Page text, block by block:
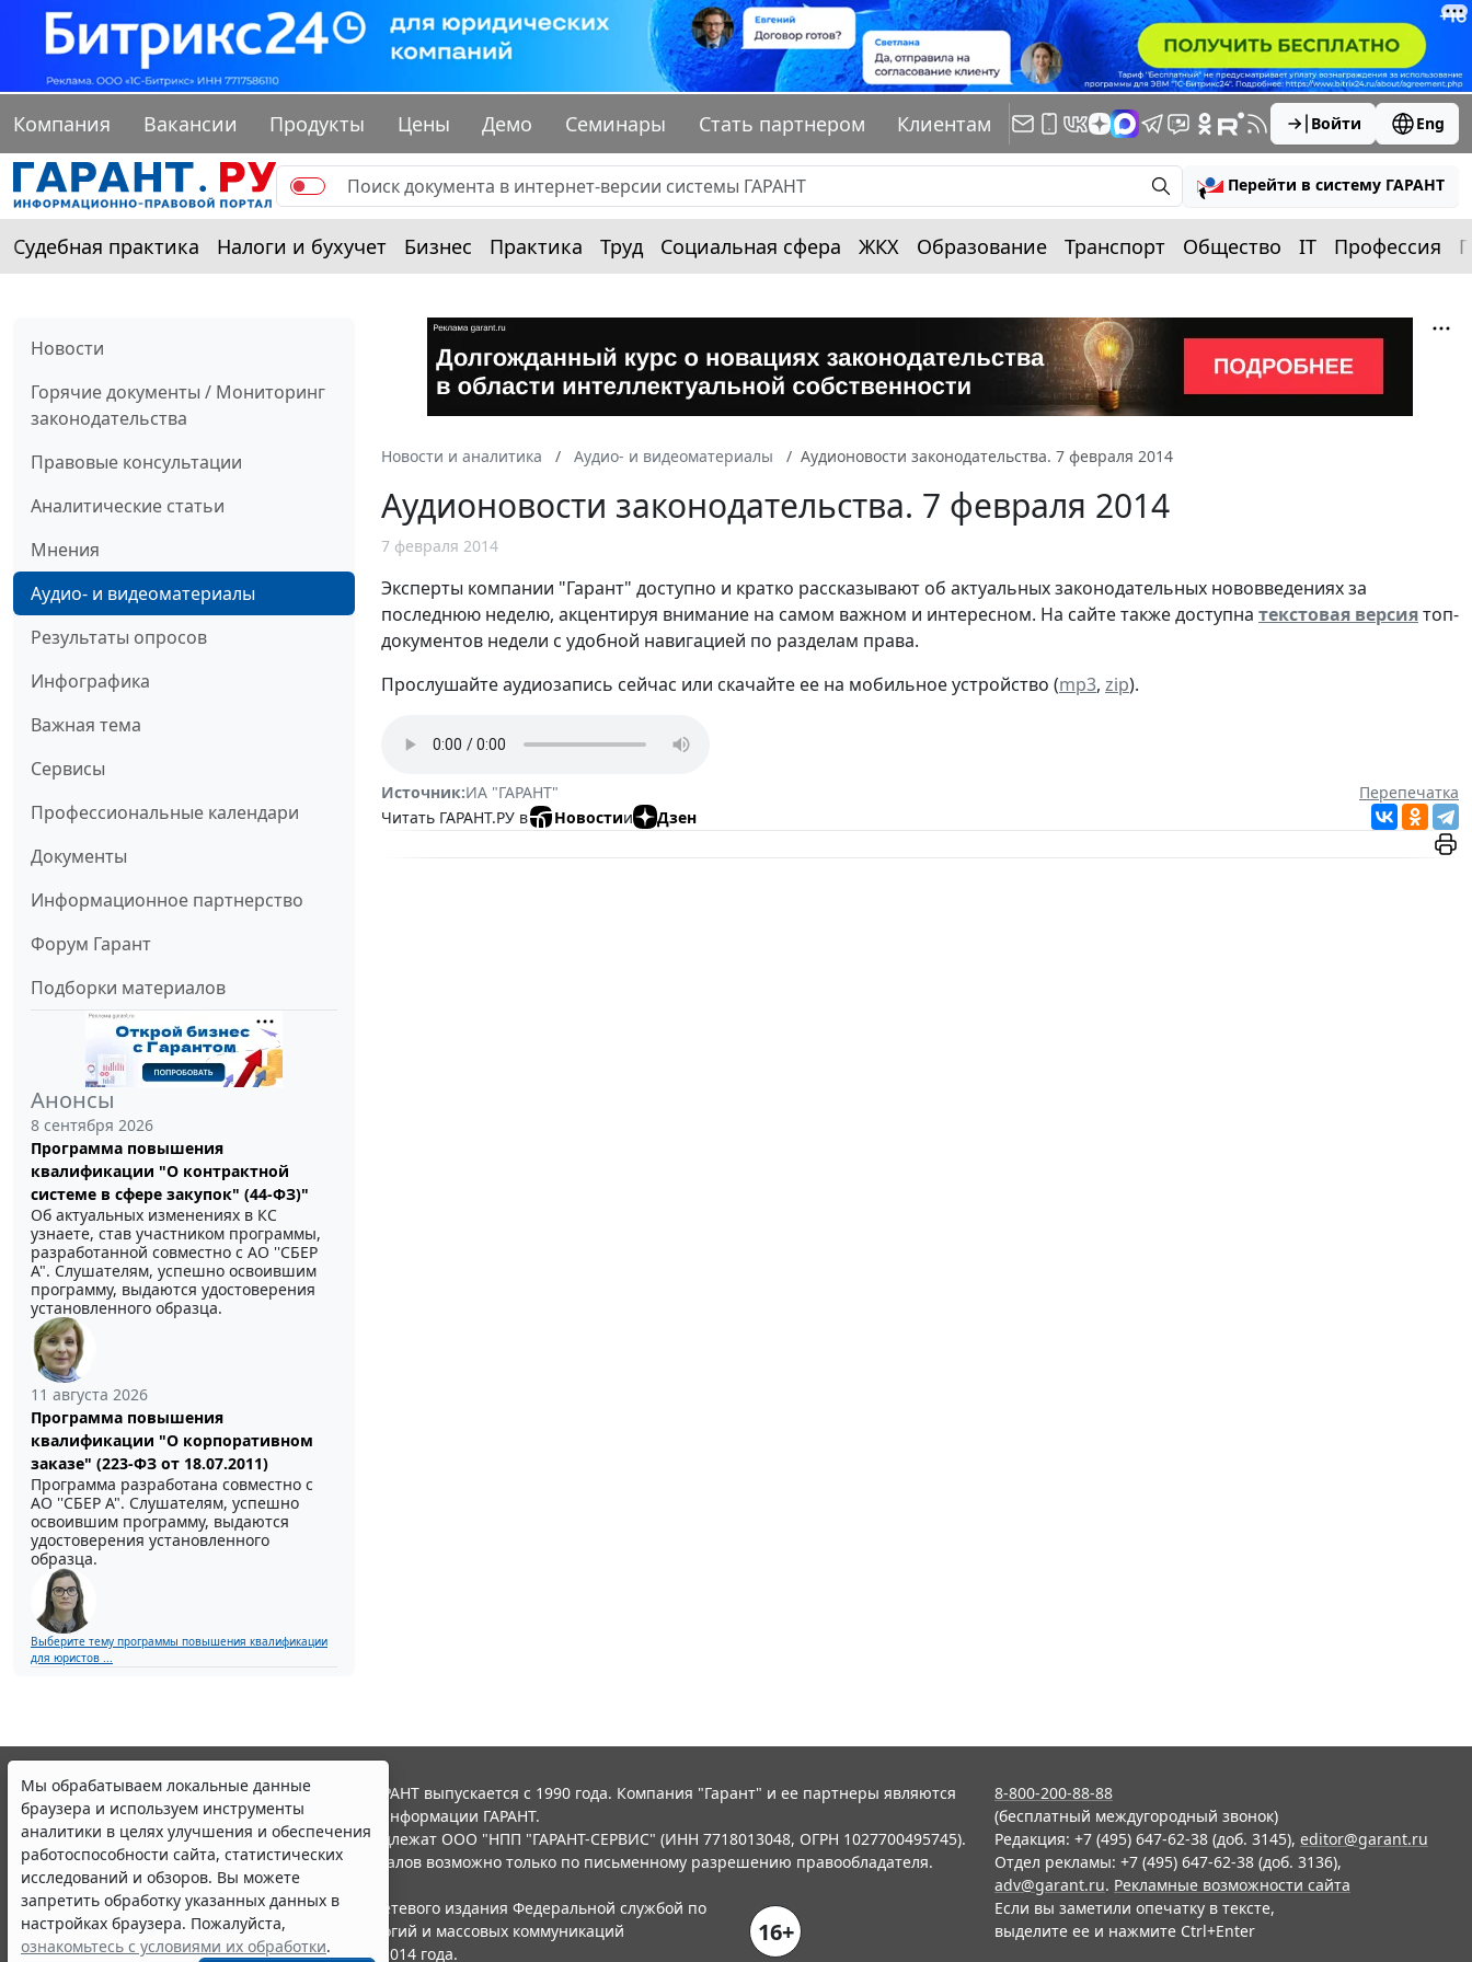
Компания Вакансии Продукты Цены Демо Семинары Стать партнером Клиентам Войти Eng
Перейти в систему ГАРАНТ
Судебная практика Налоги и бухучет Бизнес Практика Труд Социальная сфера ЖКХ Образование Транспорт Общество IT Профессия
Новости
Горячие документы / Мониторинг
законодательства
Правовые консультации
Аналитические статьи
Мнения
Аудио- и видеоматериалы
Результаты опросов
Инфографика
Важная тема
Сервисы
Профессиональные календари
Документы
Информационное партнерство
Форум Гарант
Подборки материалов
Анонсы
8 сентября 2026
Программа повышения
квалификации "О контрактной
системе в сфере закупок" (44-ФЗ)"
Об актуальных изменениях в КС
узнаете, став участником программы,
разработанной совместно с АО ''СБЕР
А". Слушателям, успешно освоившим
программу, выдаются удостоверения
установленного образца.
11 августа 2026
Программа повышения
квалификации "О корпоративном
заказе" (223-ФЗ от 18.07.2011)
Программа разработана совместно с
АО ''СБЕР А". Слушателям, успешно
освоившим программу, выдаются
удостоверения установленного
образца.
Выберите тему программы повышения квалификации
для юристов ...
Новости и аналитика Аудио- и видеоматериалы Аудионовости законодательства. 7 февраля 2014
Аудионовости законодательства. 7 февраля 2014
7 февраля 2014
Эксперты компании "Гарант" доступно и кратко рассказывают об актуальных законодательных нововведениях за
последнюю неделю, акцентируя внимание на самом важном и интересном. На сайте также доступна текстовая версиятоп-
документов недели с удобной навигацией по разделам права.
Прослушайте аудиозапись сейчас или скачайте ее на мобильное устройство (mp3, zip).
Источник:ИА "ГАРАНТ"
Перепечатка
Читать ГАРАНТ.РУ в
Новостии Дзен
Мы обрабатываем локальные данные
браузера и используем инструменты
аналитики в целях улучшения и обеспечения
работоспособности сайта, статистических
исследований и обзоров. Вы можете
запретить обработку указанных данных в
настройках браузера. Пожалуйста,
ознакомьтесь с условиями их обработки.
© ООО "НПП "ГАРАНТ-СЕРВИС", 2026. Система ГАРАНТ выпускается с 1990 года. Компания "Гарант" и ее партнеры являются
участниками Российской ассоциации правовой информации ГАРАНТ.
Все права на материалы сайта ГАРАНТ.РУ принадлежат ООО "НПП "ГАРАНТ-СЕРВИС" (ИНН 7718013048, ОГРН 1027700495745).
Полное или частичное воспроизведение материалов возможно только по письменному разрешению правообладателя.
Правила использования портала.
Портал ГАРАНТ.РУ зарегистрирован в качестве сетевого издания Федеральной службой по
надзору в сфере связи,информационных технологий и массовых коммуникаций
(Роскомнадзором), Эл № ФС77-58365 от 18 июня 2014 года.
16+
8-800-200-88-88
(бесплатный междугородный звонок)
Редакция: +7 (495) 647-62-38 (доб. 3145), editor@garant.ru
Отдел рекламы: +7 (495) 647-62-38 (доб. 3136),
adv@garant.ru. Рекламные возможности сайта
Если вы заметили опечатку в тексте,
выделите ее и нажмите Ctrl+Enter